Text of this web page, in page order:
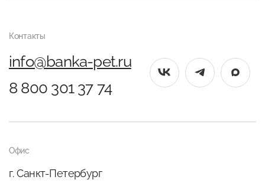
Контакты
info@banka-pet.ru
8 800 301 37 74
Офис
г. Санкт-Петербург